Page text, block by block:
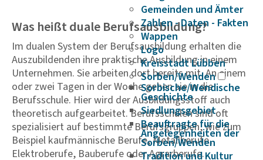
Gemeinden und Ämter
Zahlen - Daten - Fakten
Wappen
Logo
Kreisstadt Lübben
Sorben/Wenden
Sorbische/Wendische
Geschichte
Siedlungsgebiet
Beauftragte für die
Angelegenheiten der
Sorben/Wenden
Tradition und Kultur
Was heißt duale Berufsausbildung?
Im dualen System der Berufsausbildung erhalten die
Auszubildenden ihre praktische Ausbildung in einem
Unternehmen. Sie arbeiten dort bereits mit. An einem
oder zwei Tagen in der Woche gehen sie in die
Berufsschule. Hier wird der Ausbildungsstoff auch
theoretisch aufgearbeitet. Berufsschulen sind oft
spezialisiert auf bestimmte Berufsgruppen, wie zum
Beispiel kaufmännische Berufe, Metallberufe,
Elektroberufe, Bauberufe oder Agrarberufe.